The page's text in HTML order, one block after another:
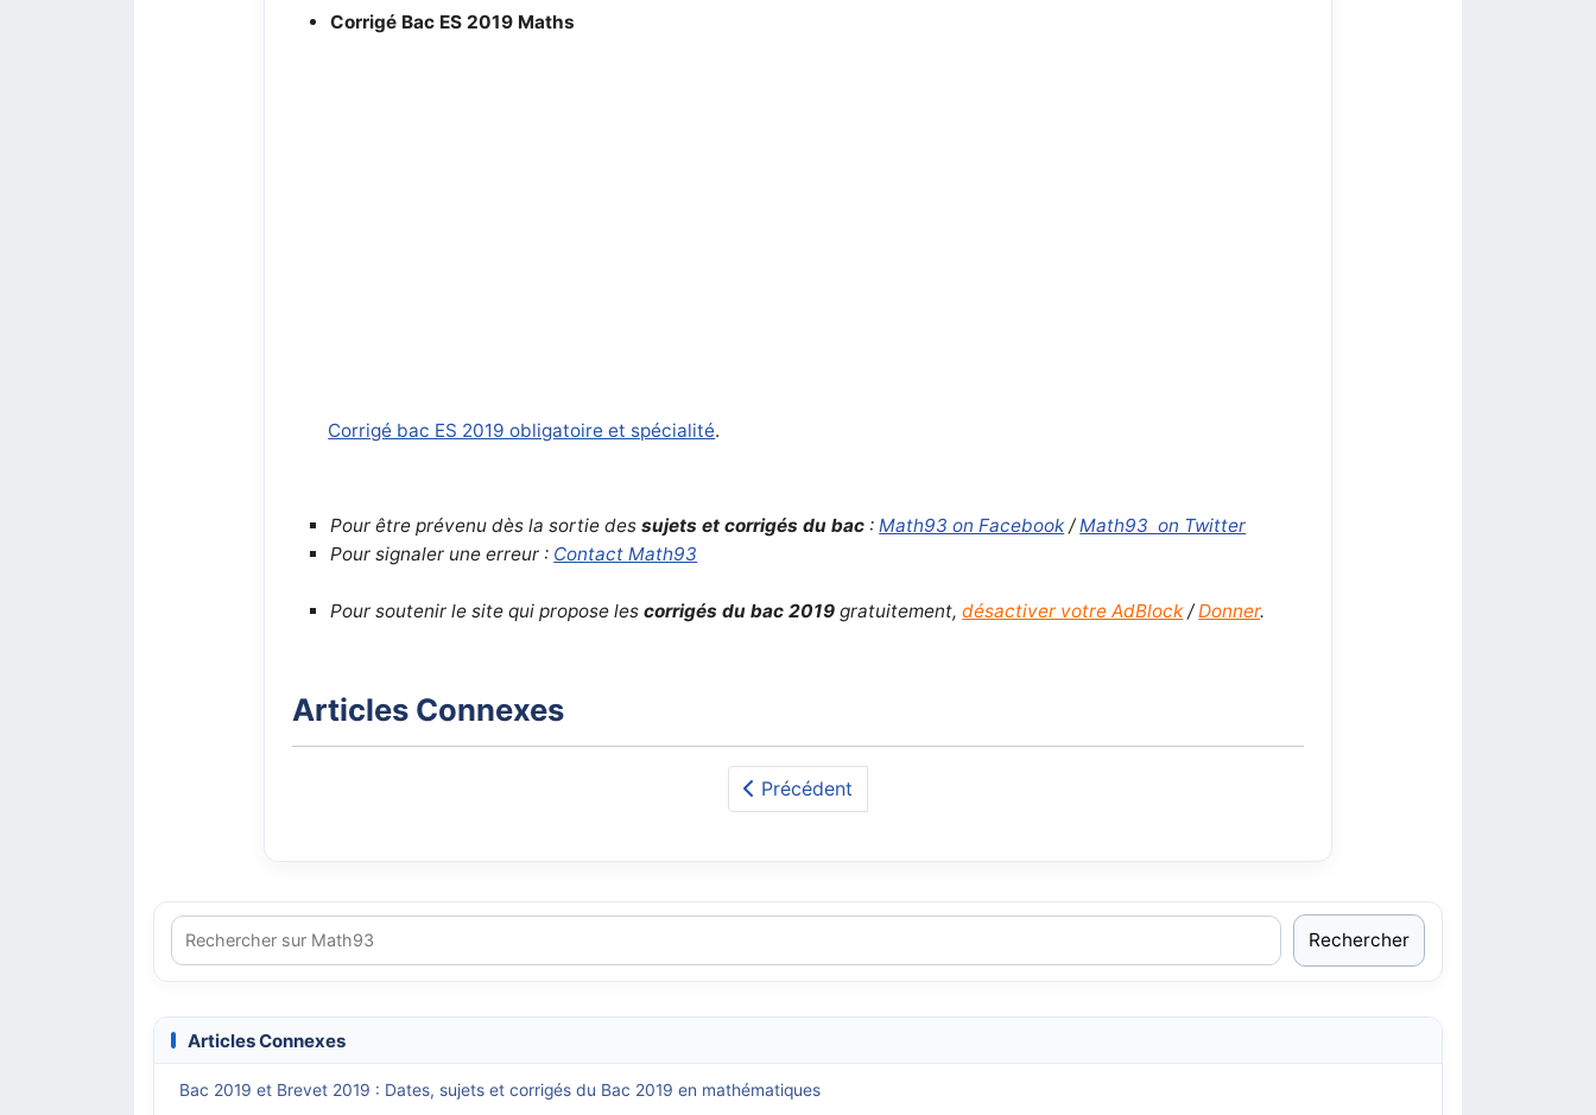
Corrigé Bac ES 2019 Maths
Corrigé bac ES 2019 obligatoire et spécialité.
Pour être prévenu dès la sortie dessujets et corrigés du bac :Math93 on Facebook/Math93 on Twitter
Pour signaler une erreur : Contact Math93
Pour soutenir le site qui propose lescorrigés du bac 2019 gratuitement,désactiver votre AdBlock/Donner.
Articles Connexes
Précédent
Rechercher
Articles Connexes
Bac 2019 et Brevet 2019 : Dates, sujets et corrigés du Bac 2019 en mathématiques